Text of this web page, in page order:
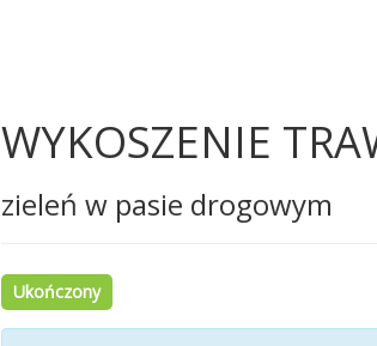
WYKOSZENIE
zieleń w pasie drogowym
Ukończony